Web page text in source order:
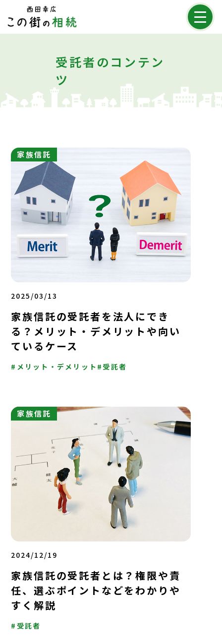
メニ
受託者のコンテン
ツ
2025/03/13
家族信託の受託者を法人にでき
る？メリット・デメリットや向い
ているケース
メリット・デメリット 受託者
家族信託
2024/12/19
家族信託の受託者とは？権限や責
任、選ぶポイントなどをわかりや
すく解説
受託者
家族信託